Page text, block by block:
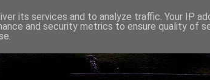
its services and to analyze traffic. Your IP
and security metrics to ensure quality of